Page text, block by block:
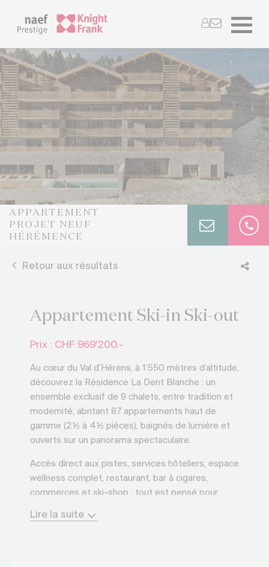
APPARTEMENT
PROJET NEUF
HÉRÉMENCE
Retour aux résultats
Appartement Ski-in Ski-out
Prix : CHF 969'200.-
Au cœur du Val d’Hérens, à 1’550 mètres d’altitude,
découvrez la Résidence La Dent Blanche : un
ensemble exclusif de 9 chalets, entre tradition et
modernité, abritant 87 appartements haut de
gamme (2½ à 4½ pièces), baignés de lumière et
ouverts sur un panorama spectaculaire.
Accès direct aux pistes, services hôteliers, espace
wellness complet, restaurant, bar à cigares,
commerces et ski-shop : tout est pensé pour
Lire la suite